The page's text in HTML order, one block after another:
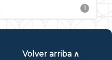
1
Volver arriba ∧